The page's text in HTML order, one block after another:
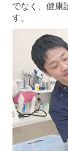
でなく、健康
す。